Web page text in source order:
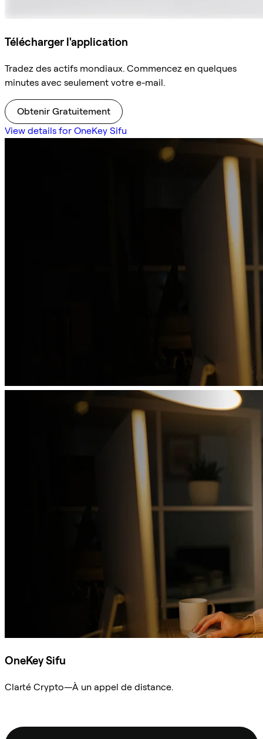
Télécharger l'application
Tradez des actifs mondiaux. Commencez en quelques
minutes avec seulement votre e-mail.
Obtenir Gratuitement
View details for OneKey Sifu
OneKey Sifu
Clarté Crypto—À un appel de distance.